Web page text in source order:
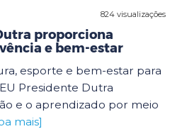
824 visualizações
proporciona
e bem-estar
esporte e bem-estar para
Presidente Dutra
e o aprendizado por meio
mais]